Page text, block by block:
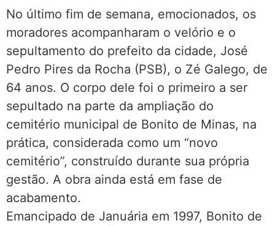
No último fim de semana, emocionados, os
moradores acompanharam o velório e o
sepultamento do prefeito da cidade, José
Pedro Pires da Rocha (PSB), o Zé Galego, de
64 anos. O corpo dele foi o primeiro a ser
sepultado na parte da ampliação do
cemitério municipal de Bonito de Minas, na
prática, considerada como um “novo
cemitério”, construído durante sua própria
gestão. A obra ainda está em fase de
acabamento.
Emancipado de Januária em 1997, Bonito de